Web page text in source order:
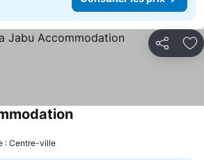
Partager
: Centre-ville